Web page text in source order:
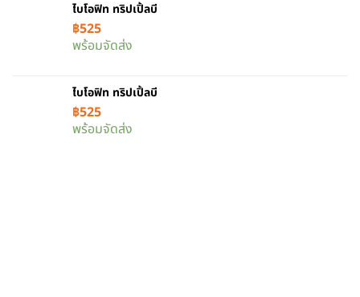
ไบโอฟิท ทริปเปิ้ลบี
฿525
พร้อมจัดส่ง
ไบโอฟิท ทริปเปิ้ลบี
฿525
พร้อมจัดส่ง